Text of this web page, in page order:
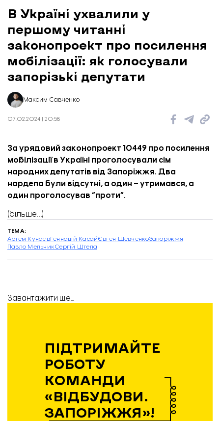
В Україні ухвалили у
першому читанні
законопроект про посилення
мобілізації: як голосували
запорізькі депутати
Максим Савченко
07.02.2024 | 20:58
За урядовий законопроект 10449 про посилення
мобілізації в Україні проголосували сім
народних депутатів від Запоріжжя. Два
нардепа були відсутні, а один – утримався, а
один проголосував “проти”.
(більше…)
ТЕМА:
Артем КунаєвГеннадій КасайЄвген ШевченкоЗапоріжжя
Павло МельникСергій Штепа
Завантажити ще...
ПІДТРИМАЙТЕ
РОБОТУ
КОМАНДИ
«ВІДБУДОВИ.
ЗАПОРІЖЖЯ»!